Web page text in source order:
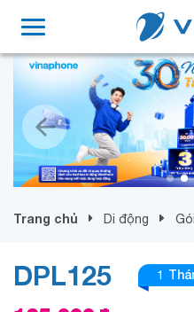
Trang chủ Di động
DPL125 1